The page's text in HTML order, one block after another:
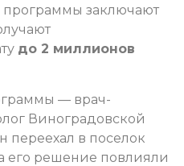
программы заключают
до 2 миллионов
— врач-
Виноградовской
переехал в поселок
его решение повлияли